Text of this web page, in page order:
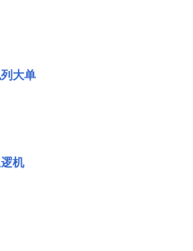
大单
机